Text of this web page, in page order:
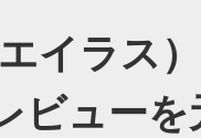
イラス
ビューを